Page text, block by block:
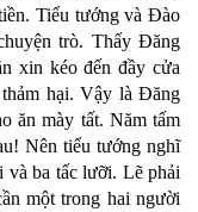
Tiểu tướng và Đào
trò. Thấy Đăng
xin kéo đến đầy cửa
hại. Vậy là Đăng
ăn mày tất. Năm tấm
Nên tiểu tướng nghĩ
và ba tấc lưỡi. Lẽ phải
một trong hai người